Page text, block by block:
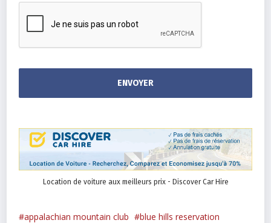
Location de voiture aux meilleurs prix - Discover Car Hire
appalachian mountain club
blue hills reservation